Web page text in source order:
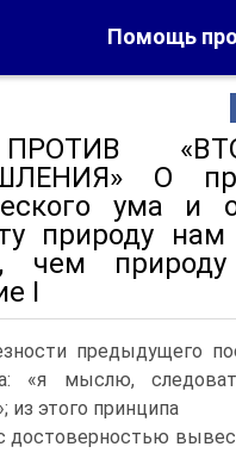
Помощь
О
ума и
природу нам
чем
I
предыдущего
«я мыслю,
из этого принципа
достоверностью